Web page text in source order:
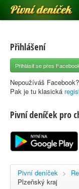
Pivní deníček
Pivní mapa
Pivní značky
Nápověda
Registrace
Přihlášení
Přihlásit se přes
Nepoužíváš Facebook?
Pak je tu klasická
Pivní deníček pro
Pivní deníček >
Plzeňský kraj